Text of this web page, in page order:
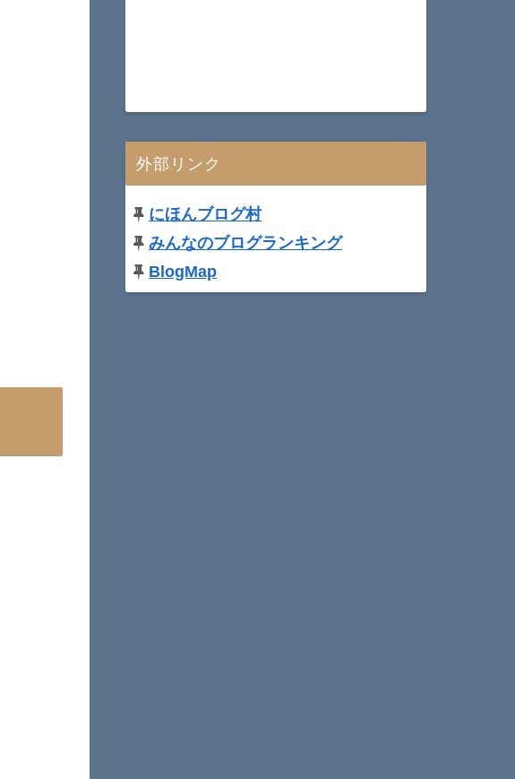
外部リンク
にほんブログ村
みんなのブログランキング
BlogMap